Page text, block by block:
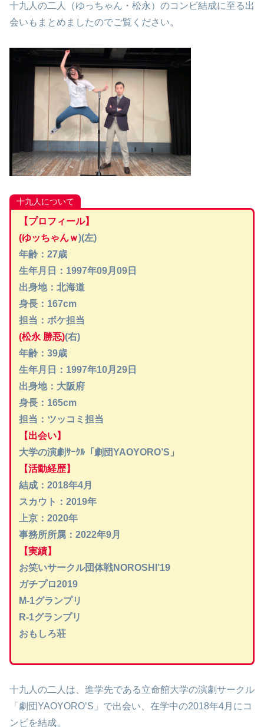
十九人の二人（ゆっちゃん・松永）のコンビ結成に至る出
会いもまとめましたのでご覧ください。
十九人について
【プロフィール】
(ゆッちゃんｗ)(左)
年齢：27歳
生年月日：1997年09月09日
出身地：北海道
身長：167cm
担当：ボケ担当
(松永 勝忢)(右)
年齢：39歳
生年月日：1997年10月29日
出身地： 大阪府
身長：165cm
担当：ツッコミ担当
【出会い】
大学の演劇ｻｰｸﾙ「劇団YAOYORO’S」
【活動経歴】
結成：2018年4月
スカウト：2019年
上京：2020年
事務所所属：2022年9月
【実績】
お笑いサークル団体戦NOROSHI’19
ガチプロ2019
M-1グランプリ
R-1グランプリ
おもしろ荘
十九人の二人は、進学先である立命館大学の演劇サークル
「劇団YAOYORO’S」で出会い、在学中の2018年4月にコ
ンビを結成。